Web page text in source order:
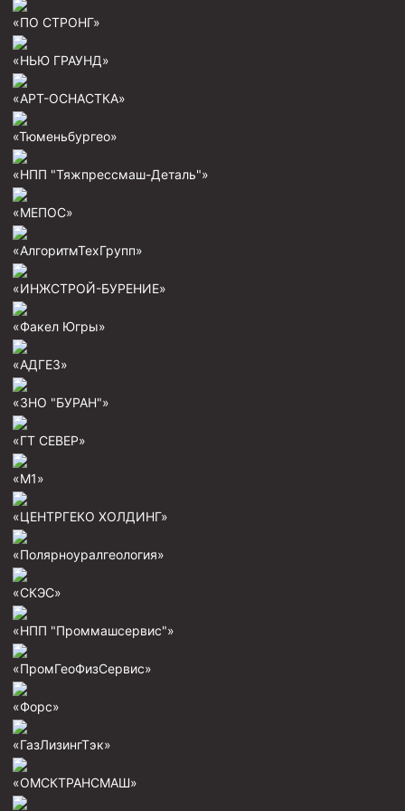
Пробки цементировочные
Скребки корончатые СК и тросовые СТ
Башмаки колонные
Инструмент для бурения и КРС (ловильный, аварийный)
Перья для резки кабеля
Шаблоны колонные
Пауки механические
Желонки
Ерши механические
Удочки ловильные
Труболовки
заводным зубом
Фрезеры стартово-оконные
Печати свинцовые
«ПО СТРОНГ»
«НЬЮ ГРАУНД»
«АРТ-ОСНАСТКА»
«Тюменьбургео»
«НПП "Тяжпрессмаш-Деталь"»
«МЕПОС»
«АлгоритмТехГрупп»
«ИНЖСТРОЙ-БУРЕНИЕ»
«Факел Югры»
«АДГЕЗ»
«ЗНО "БУРАН"»
«ГТ СЕВЕР»
«М1»
«ЦЕНТРГЕКО ХОЛДИНГ»
«Полярноуралгеология»
«СКЭС»
«НПП "Проммашсервис"»
«ПромГеоФизСервис»
«Форс»
«ГазЛизингТэк»
«ОМСКТРАНСМАШ»